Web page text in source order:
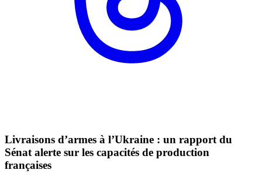
Livraisons d’armes à l’Ukraine : un rapport du
Sénat alerte sur les capacités de production
françaises